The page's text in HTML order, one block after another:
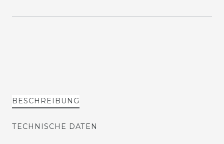
BESCHREIBUNG
TECHNISCHE DATEN